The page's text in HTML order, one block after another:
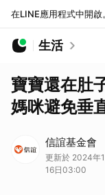
在LINE應用程式中開啟。
生活
寶寶還在肚
媽咪避免垂
信誼基金會
更新於 2024年
16日03:00